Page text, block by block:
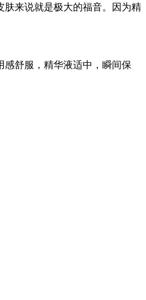
肤来说就是极大的福音。因为精
舒服，精华液适中，瞬间保